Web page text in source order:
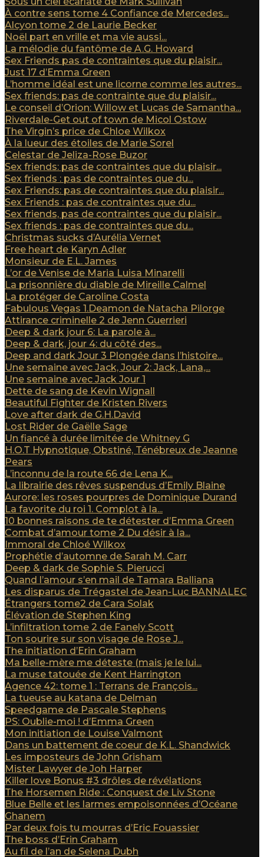
À contre sens tome 4 Confiance de Mercedes...
Alcyon tome 2 de Laurie Becker
Noël part en vrille et ma vie aussi...
La mélodie du fantôme de A.G. Howard
Sex Friends pas de contraintes que du plaisir...
Just 17 d’Emma Green
L’homme idéal est une licorne comme les autres...
Sex friends: pas de contrainte que du plaisir...
Le conseil d’Orion: Willow et Lucas de Samantha...
Riverdale-Get out of town de Micol Ostow
The Virgin’s price de Chloe Wilkox
À la lueur des étoiles de Marie Sorel
Celestar de Jeliza-Rose Buzor
Sex friends: pas de contraintes que du plaisir...
Sex friends : pas de contraintes que du...
Sex Friends: pas de contraintes que du plaisir...
Sex Friends : pas de contraintes que du...
Sex friends, pas de contraintes que du plaisir...
Sex friends : pas de contraintes que du...
Christmas sucks d’Aurélia Vernet
Free heart de Karyn Adler
Monsieur de E.L. James
L’or de Venise de Maria Luisa Minarelli
La prisonnière du diable de Mireille Calmel
La protéger de Caroline Costa
Fabulous Vegas 1.Deamon de Natacha Pilorge
Attirance criminelle 2 de Jenn Guerrieri
Deep & dark jour 6: La parole à...
Deep & dark, jour 4: du côté des...
Deep and dark Jour 3 Plongée dans l’histoire...
Une semaine avec Jack, Jour 2: Jack, Lana,...
Une semaine avec Jack Jour 1
Dette de sang de Kevin Wignall
Beautiful Fighter de Kristen Rivers
Love after dark de G.H.David
Lost Rider de Gaëlle Sage
Un fiancé à durée limitée de Whitney G
H.O.T Hypnotique, Obstiné, Ténébreux de Jeanne
Pears
L’inconnu de la route 66 de Lena K...
La librairie des rêves suspendus d’Emily Blaine
Aurore: les roses pourpres de Dominique Durand
La favorite du roi 1. Complot à la...
10 bonnes raisons de te détester d’Emma Green
Combat d’amour tome 2 Du désir à la...
Immoral de Chloé Wilkox
Prophétie d’automne de Sarah M. Carr
Deep & dark de Sophie S. Pierucci
Quand l’amour s’en mail de Tamara Balliana
Les disparus de Trégastel de Jean-Luc BANNALEC
Étrangers tome2 de Cara Solak
Élévation de Stephen King
L’infiltration tome 2 de Fanely Scott
Ton sourire sur son visage de Rose J...
The initiation d’Erin Graham
Ma belle-mère me déteste (mais je le lui...
La muse tatouée de Kent Harrington
Agence 42: tome 1 : Terrans de François...
La tueuse au katana de Delman
Speedgame de Pascale Stephens
PS: Oublie-moi ! d’Emma Green
Mon initiation de Louise Valmont
Dans un battement de coeur de K.L. Shandwick
Les imposteurs de John Grisham
Mister Lawyer de Joh Harper
Killer love Bonus #3 drôles de révélations
The Horsemen Ride : Conquest de Liv Stone
Blue Belle et les larmes empoisonnées d’Océane
Ghanem
Par deux fois tu mourras d’Eric Fouassier
The boss d’Erin Graham
Au fil de l’an de Selena Dubh